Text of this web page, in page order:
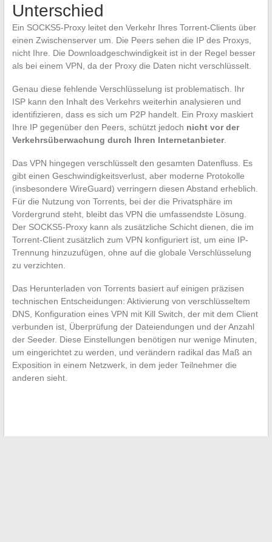
Unterschied
Ein SOCKS5-Proxy leitet den Verkehr Ihres Torrent-Clients über
einen Zwischenserver um. Die Peers sehen die IP des Proxys,
nicht Ihre. Die Downloadgeschwindigkeit ist in der Regel besser
als bei einem VPN, da der Proxy die Daten nicht verschlüsselt.
Genau diese fehlende Verschlüsselung ist problematisch. Ihr
ISP kann den Inhalt des Verkehrs weiterhin analysieren und
identifizieren, dass es sich um P2P handelt. Ein Proxy maskiert
Ihre IP gegenüber den Peers, schützt jedoch nicht vor der
Verkehrsüberwachung durch Ihren Internetanbieter.
Das VPN hingegen verschlüsselt den gesamten Datenfluss. Es
gibt einen Geschwindigkeitsverlust, aber moderne Protokolle
(insbesondere WireGuard) verringern diesen Abstand erheblich.
Für die Nutzung von Torrents, bei der die Privatsphäre im
Vordergrund steht, bleibt das VPN die umfassendste Lösung.
Der SOCKS5-Proxy kann als zusätzliche Schicht dienen, die im
Torrent-Client zusätzlich zum VPN konfiguriert ist, um eine IP-
Trennung hinzuzufügen, ohne auf die globale Verschlüsselung
zu verzichten.
Das Herunterladen von Torrents basiert auf einigen präzisen
technischen Entscheidungen: Aktivierung von verschlüsseltem
DNS, Konfiguration eines VPN mit Kill Switch, der mit dem Client
verbunden ist, Überprüfung der Dateiendungen und der Anzahl
der Seeder. Diese Einstellungen benötigen nur wenige Minuten,
um eingerichtet zu werden, und verändern radikal das Maß an
Exposition in einem Netzwerk, in dem jeder Teilnehmer die
anderen sieht.